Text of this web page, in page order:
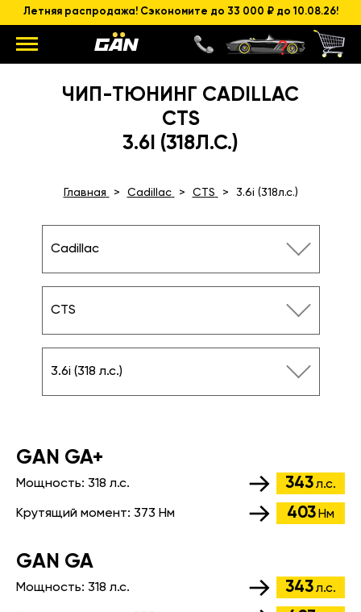
Летняя распродажа! Сэкономите до 33 000 ₽ до 10.08.26!
ЧИП-ТЮНИНГ CADILLAC
CTS
3.6I (318Л.С.)
Главная Cadillac CTS 3.6i (318л.с.)
Cadillac
CTS
3.6i (318 л.с.)
GАN GA+
Мощность: 318 л.с. 343л.с.
Крутящий момент: 373 Нм 403 Нм
GАN GA
Мощность: 318 л.с. 343л.с.